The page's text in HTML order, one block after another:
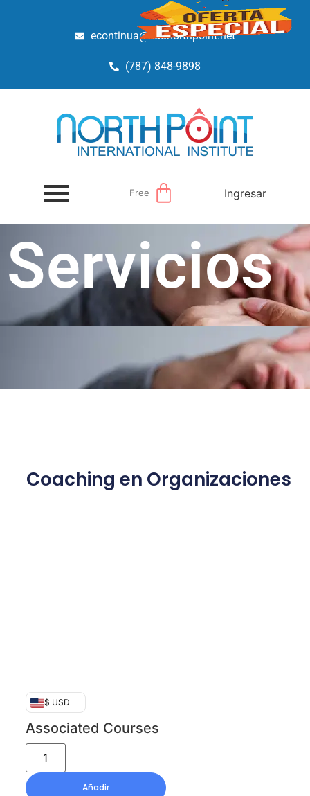
econtinua@edunorthpoint.net
(787) 848-9898
Free Ingresar
Servicios
Coaching en Organizaciones
$ USD
Associated Courses
Añadir